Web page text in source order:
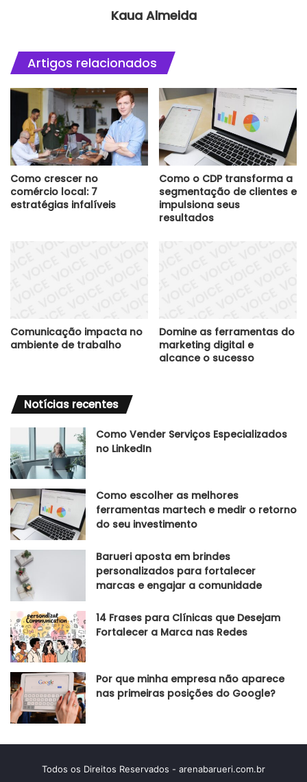
Kaua Almeida
Artigos relacionados
Como crescer no
comércio local: 7
estratégias infalíveis
Como o CDP transforma a
segmentação de clientes e
impulsiona seus
resultados
Comunicação impacta no
ambiente de trabalho
Domine as ferramentas do
marketing digital e
alcance o sucesso
Notícias recentes
Como Vender Serviços Especializados
no LinkedIn
Como escolher as melhores
ferramentas martech e medir o retorno
do seu investimento
Barueri aposta em brindes
personalizados para fortalecer
marcas e engajar a comunidade
14 Frases para Clínicas que Desejam
Fortalecer a Marca nas Redes
Por que minha empresa não aparece
nas primeiras posições do Google?
Todos os Direitos Reservados - arenabarueri.com.br